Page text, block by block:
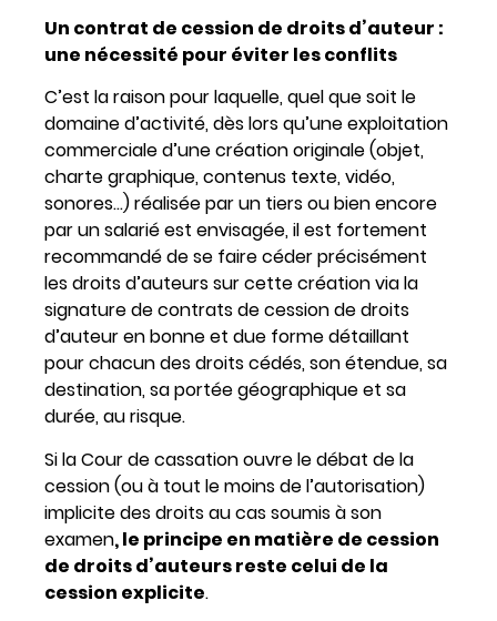
Un contrat de cession de droits d’auteur :
une nécessité pour éviter les conflits
C’est la raison pour laquelle, quel que soit le
domaine d’activité, dès lors qu’une exploitation
commerciale d’une création originale (objet,
charte graphique, contenus texte, vidéo,
sonores…) réalisée par un tiers ou bien encore
par un salarié est envisagée, il est fortement
recommandé de se faire céder précisément
les droits d’auteurs sur cette création via la
signature de contrats de cession de droits
d’auteur en bonne et due forme détaillant
pour chacun des droits cédés, son étendue, sa
destination, sa portée géographique et sa
durée, au risque.
Si la Cour de cassation ouvre le débat de la
cession (ou à tout le moins de l’autorisation)
implicite des droits au cas soumis à son
examen, le principe en matière de cession
de droits d’auteurs reste celui de la
cession explicite.